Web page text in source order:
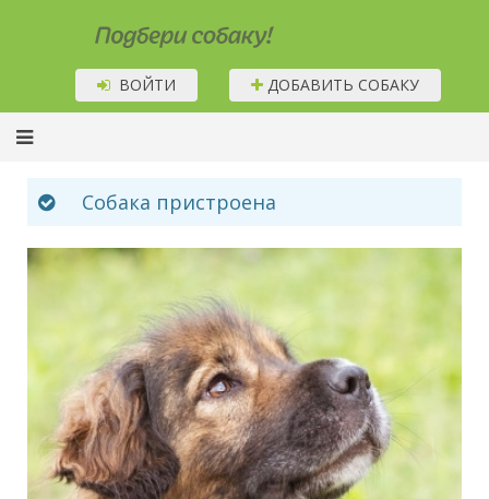
Подбери собаку!
ВОЙТИ ДОБАВИТЬ СОБАКУ
Собака пристроена